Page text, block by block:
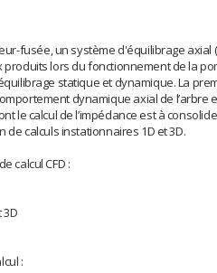
fusée, un système d'équilibrage axial
lors du fonctionnement de la
statique et dynamique. La
dynamique axial de l’arbre
le calcul de l’impédance est à
calculs instationnaires 1D et 3D.
calcul CFD :
3D
: